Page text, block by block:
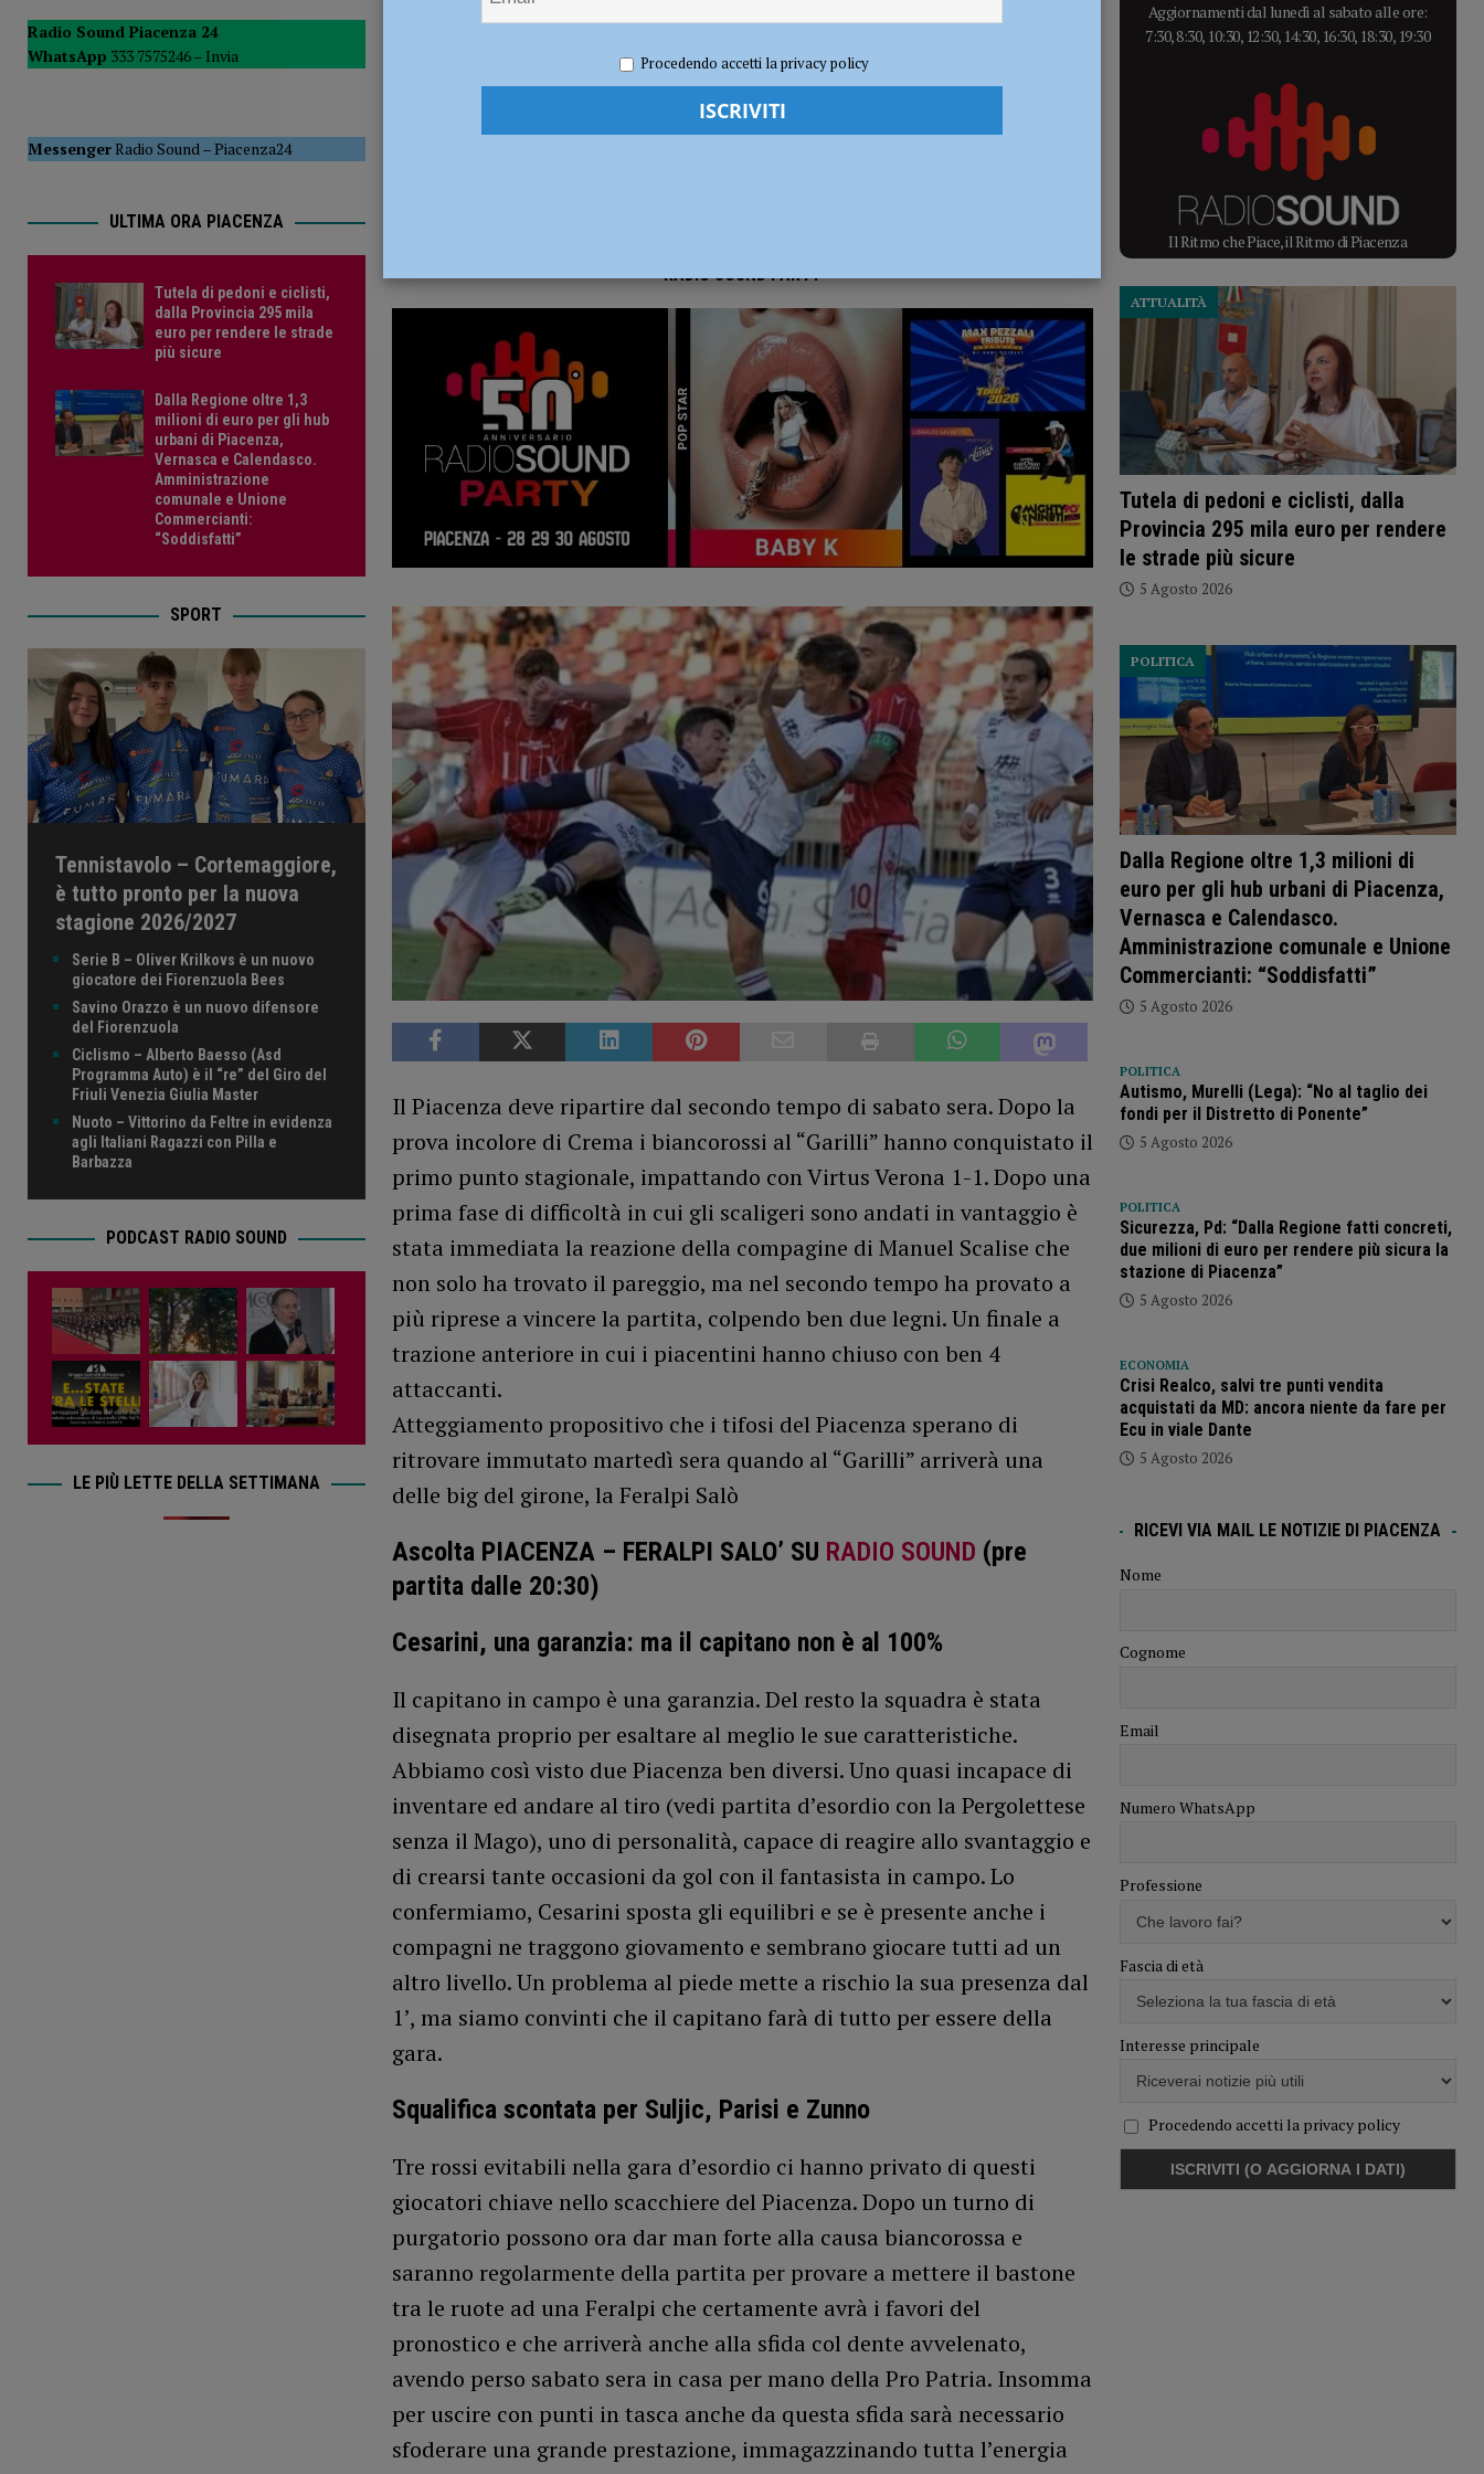
POLITICA
[ 5 Agosto 2026 ] Caldo estremo e asili nido, Tagliaferri (FdI): “Verificare subito la situazione nella provincia di Piacenza”
RADIO SOUND PARTY
Il Piacenza deve ripartire dal secondo tempo di sabato sera. Dopo la
prova incolore di Crema i biancorossi al “Garilli” hanno conquistato il
primo punto stagionale, impattando con Virtus Verona 1-1. Dopo una
prima fase di difficoltà in cui gli scaligeri sono andati in vantaggio è
stata immediata la reazione della compagine di Manuel Scalise che
non solo ha trovato il pareggio, ma nel secondo tempo ha provato a
più riprese a vincere la partita, colpendo ben due legni. Un finale a
trazione anteriore in cui i piacentini hanno chiuso con ben 4
attaccanti.
Atteggiamento propositivo che i tifosi del Piacenza sperano di
ritrovare immutato martedì sera quando al “Garilli” arriverà una
delle big del girone, la Feralpi Salò
Ascolta PIACENZA – FERALPI SALO’ SU RADIO SOUND (pre
partita dalle 20:30)
Cesarini, una garanzia: ma il capitano non è al 100%
Il capitano in campo è una garanzia. Del resto la squadra è stata
disegnata proprio per esaltare al meglio le sue caratteristiche.
Abbiamo così visto due Piacenza ben diversi. Uno quasi incapace di
inventare ed andare al tiro (vedi partita d’esordio con la Pergolettese
senza il Mago), uno di personalità, capace di reagire allo svantaggio e
di crearsi tante occasioni da gol con il fantasista in campo. Lo
confermiamo, Cesarini sposta gli equilibri e se è presente anche i
compagni ne traggono giovamento e sembrano giocare tutti ad un
altro livello. Un problema al piede mette a rischio la sua presenza dal
1’, ma siamo convinti che il capitano farà di tutto per essere della
gara.
Squalifica scontata per Suljic, Parisi e Zunno
Tre rossi evitabili nella gara d’esordio ci hanno privato di questi
giocatori chiave nello scacchiere del Piacenza. Dopo un turno di
purgatorio possono ora dar man forte alla causa biancorossa e
saranno regolarmente della partita per provare a mettere il bastone
tra le ruote ad una Feralpi che certamente avrà i favori del
pronostico e che arriverà anche alla sfida col dente avvelenato,
avendo perso sabato sera in casa per mano della Pro Patria. Insomma
per uscire con punti in tasca anche da questa sfida sarà necessario
sfoderare una grande prestazione, immagazzinando tutta l’energia
Radio Sound Piacenza 24
WhatsApp 333 7575246 – Invia
MessengerRadio Sound–Piacenza24
ULTIMA ORA PIACENZA
Tutela di pedoni e ciclisti,
dalla Provincia 295 mila
euro per rendere le strade
più sicure
Dalla Regione oltre 1,3
milioni di euro per gli hub
urbani di Piacenza,
Vernasca e Calendasco.
Amministrazione
comunale e Unione
Commercianti:
“Soddisfatti”
SPORT
Tennistavolo – Cortemaggiore,
è tutto pronto per la nuova
stagione 2026/2027
Serie B – Oliver Krilkovs è un nuovo
giocatore dei Fiorenzuola Bees
Savino Orazzo è un nuovo difensore
del Fiorenzuola
Ciclismo – Alberto Baesso (Asd
Programma Auto) è il “re” del Giro del
Friuli Venezia Giulia Master
Nuoto – Vittorino da Feltre in evidenza
agli Italiani Ragazzi con Pilla e
Barbazza
PODCAST RADIO SOUND
LE PIÙ LETTE DELLA SETTIMANA
Aggiornamenti dal lunedì al sabato alle ore:
7:30, 8:30, 10:30, 12:30, 14:30, 16:30, 18:30, 19:30
Il Ritmo che Piace, il Ritmo di Piacenza
Tutela di pedoni e ciclisti, dalla
Provincia 295 mila euro per rendere
le strade più sicure
ATTUALITÀ
5 Agosto 2026
Dalla Regione oltre 1,3 milioni di
euro per gli hub urbani di Piacenza,
Vernasca e Calendasco.
Amministrazione comunale e Unione
Commercianti: “Soddisfatti”
POLITICA
5 Agosto 2026
POLITICA
Autismo, Murelli (Lega): “No al taglio dei
fondi per il Distretto di Ponente”
5 Agosto 2026
POLITICA
Sicurezza, Pd: “Dalla Regione fatti concreti,
due milioni di euro per rendere più sicura la
stazione di Piacenza”
5 Agosto 2026
ECONOMIA
Crisi Realco, salvi tre punti vendita
acquistati da MD: ancora niente da fare per
Ecu in viale Dante
5 Agosto 2026
RICEVI VIA MAIL LE NOTIZIE DI PIACENZA
Nome
Cognome
Email
Numero WhatsApp
Professione
Fascia di età
Interesse principale
Procedendo accetti la privacy policy
Procedendo accetti la privacy policy